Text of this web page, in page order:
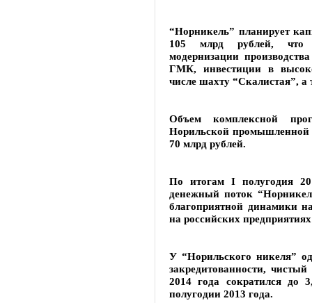
“Норникель” планирует
105 млрд рублей, что
модернизации
ГМК, инвестиции в
числе шахту “Скалистая”,
Объем комплексной
Норильской промышленной
70 млрд рублей.
По итогам I полугодия
денежный поток
благоприятной динамики
на российских
У “Норильского никеля”
закредитованности,
2014 года сократился до
полугодии 2013 года.